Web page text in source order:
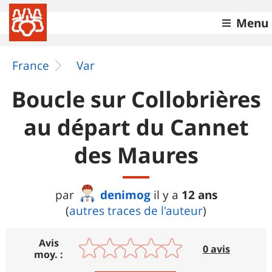
Menu
France Var
Boucle sur Collobrières
au départ du Cannet
des Maures
par denimog il y a 12 ans
(autres traces de l'auteur)
Avis
moy. :
0 avis